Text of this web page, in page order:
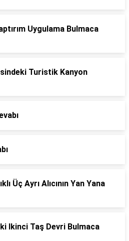
Uygulama Bulmaca
Turistik Kanyon
Üç Ayrı Alıcının Yan Yana
Ikinci Taş Devri Bulmaca